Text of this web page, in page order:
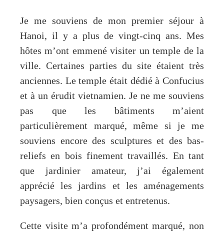
Je me souviens de mon premier séjour à
Hanoi, il y a plus de vingt-cinq ans. Mes
hôtes m’ont emmené visiter un temple de la
ville. Certaines parties du site étaient très
anciennes. Le temple était dédié à Confucius
et à un érudit vietnamien. Je ne me souviens
pas que les bâtiments m’aient
particulièrement marqué, même si je me
souviens encore des sculptures et des bas-
reliefs en bois finement travaillés. En tant
que jardinier amateur, j’ai également
apprécié les jardins et les aménagements
paysagers, bien conçus et entretenus.
Cette visite m’a profondément marqué, non